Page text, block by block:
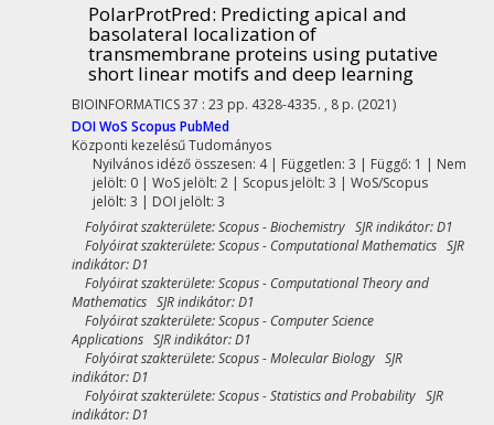
PolarProtPred: Predicting apical and
basolateral localization of
transmembrane proteins using putative
short linear motifs and deep learning
BIOINFORMATICS37 : 23 pp. 4328-4335. , 8 p. (2021)
DOIWoS Scopus PubMed
Központi kezelésűTudományos
Nyilvános idéző összesen: 4| Független: 3 | Függő: 1 | Nem
jelölt: 0 | WoS jelölt: 2 | Scopus jelölt: 3 | WoS/Scopus
jelölt: 3 | DOI jelölt: 3
Folyóirat szakterülete: Scopus - Biochemistry SJR indikátor: D1
Folyóirat szakterülete: Scopus - Computational Mathematics SJR
indikátor: D1
Folyóirat szakterülete: Scopus - Computational Theory and
Mathematics SJR indikátor: D1
Folyóirat szakterülete: Scopus - Computer Science
Applications SJR indikátor: D1
Folyóirat szakterülete: Scopus - Molecular Biology SJR
indikátor: D1
Folyóirat szakterülete: Scopus - Statistics and Probability SJR
indikátor: D1